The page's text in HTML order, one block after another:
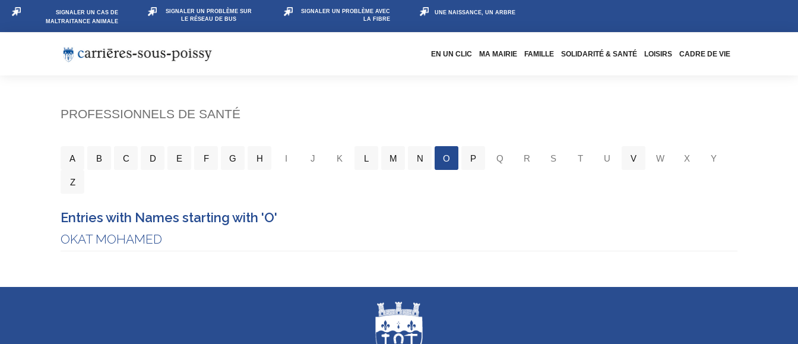
SIGNALER UN CAS DE
MALTRAITANCE ANIMALE
SIGNALER UN PROBLÈME SUR
LE RÉSEAU DE BUS
SIGNALER UN PROBLÈME AVEC
LA FIBRE
UNE NAISSANCE, UN ARBRE
EN UN CLIC MA MAIRIE FAMILLE SOLIDARITÉ & SANTÉ LOISIRS CADRE DE VIE
PROFESSIONNELS DE SANTÉ
A B C D E F G H I J K L M N O P Q R S T U V W X Y
Z
Entries with Names starting with 'O'
OKAT MOHAMED